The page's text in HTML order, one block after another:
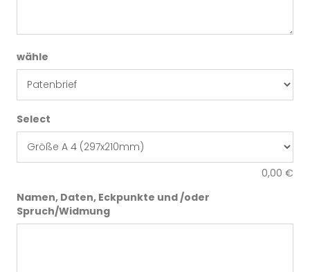
wähle
Select
0,00 €
Namen, Daten, Eckpunkte und /oder
Spruch/Widmung